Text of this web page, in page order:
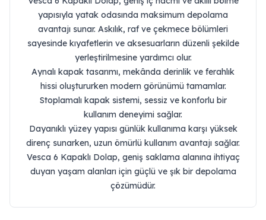
yapısıyla yatak odasında maksimum depolama
avantajı sunar. Askılık, raf ve çekmece bölümleri
sayesinde kıyafetlerin ve aksesuarların düzenli şekilde
yerleştirilmesine yardımcı olur.
Aynalı kapak tasarımı, mekânda derinlik ve ferahlık
hissi oluştururken modern görünümü tamamlar.
Stoplamalı kapak sistemi, sessiz ve konforlu bir
kullanım deneyimi sağlar.
Dayanıklı yüzey yapısı günlük kullanıma karşı yüksek
direnç sunarken, uzun ömürlü kullanım avantajı sağlar.
Vesca 6 Kapaklı Dolap, geniş saklama alanına ihtiyaç
duyan yaşam alanları için güçlü ve şık bir depolama
çözümüdür.